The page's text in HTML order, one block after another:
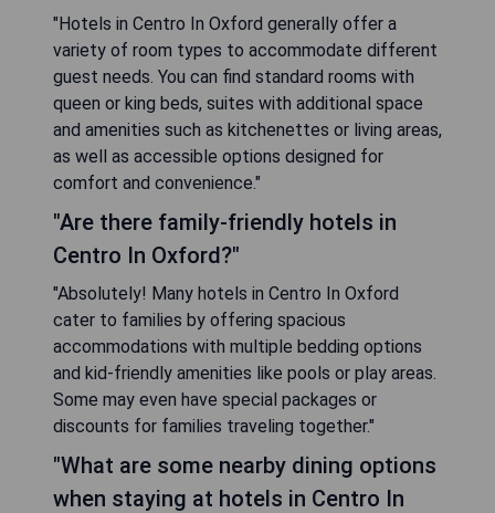
"Hotels in Centro In Oxford generally offer a
variety of room types to accommodate different
guest needs. You can find standard rooms with
queen or king beds, suites with additional space
and amenities such as kitchenettes or living areas,
as well as accessible options designed for
comfort and convenience."
"Are there family-friendly hotels in
Centro In Oxford?"
"Absolutely! Many hotels in Centro In Oxford
cater to families by offering spacious
accommodations with multiple bedding options
and kid-friendly amenities like pools or play areas.
Some may even have special packages or
discounts for families traveling together."
"What are some nearby dining options
when staying at hotels in Centro In